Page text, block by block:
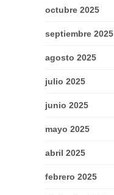
octubre 2025
septiembre 2025
agosto 2025
julio 2025
junio 2025
mayo 2025
abril 2025
febrero 2025